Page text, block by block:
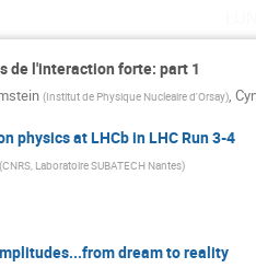
de l'interaction forte: part 1
(Institut de Physique Nucleaire d'Orsay),
physics at LHCb in LHC Run 3-4
(CNRS, Laboratoire SUBATECH Nantes)
dream to reality